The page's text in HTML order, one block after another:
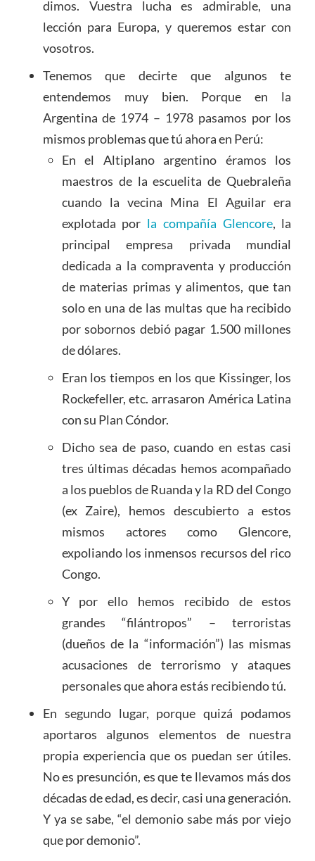
dimos. Vuestra lucha es admirable, una
lección para Europa, y queremos estar con
vosotros.
Tenemos que decirte que algunos te
entendemos muy bien. Porque en la
Argentina de 1974 – 1978 pasamos por los
mismos problemas que tú ahora en Perú:
En el Altiplano argentino éramos los
maestros de la escuelita de Quebraleña
cuando la vecina Mina El Aguilar era
explotada por la compañía Glencore, la
principal empresa privada mundial
dedicada a la compraventa y producción
de materias primas y alimentos, que tan
solo en una de las multas que ha recibido
por sobornos debió pagar 1.500 millones
de dólares.
Eran los tiempos en los que Kissinger, los
Rockefeller, etc. arrasaron América Latina
con su Plan Cóndor.
Dicho sea de paso, cuando en estas casi
tres últimas décadas hemos acompañado
a los pueblos de Ruanda y la RD del Congo
(ex Zaire), hemos descubierto a estos
mismos actores como Glencore,
expoliando los inmensos recursos del rico
Congo.
Y por ello hemos recibido de estos
grandes “filántropos” – terroristas
(dueños de la “información”) las mismas
acusaciones de terrorismo y ataques
personales que ahora estás recibiendo tú.
En segundo lugar, porque quizá podamos
aportaros algunos elementos de nuestra
propia experiencia que os puedan ser útiles.
No es presunción, es que te llevamos más dos
décadas de edad, es decir, casi una generación.
Y ya se sabe, “el demonio sabe más por viejo
que por demonio”.